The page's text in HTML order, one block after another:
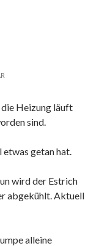
die Heizung läuft
sind.
etwas getan hat.
wird der Estrich
abgekühlt. Aktuell
alleine